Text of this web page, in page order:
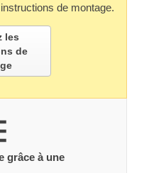
de montage.
les
de
grâce à une